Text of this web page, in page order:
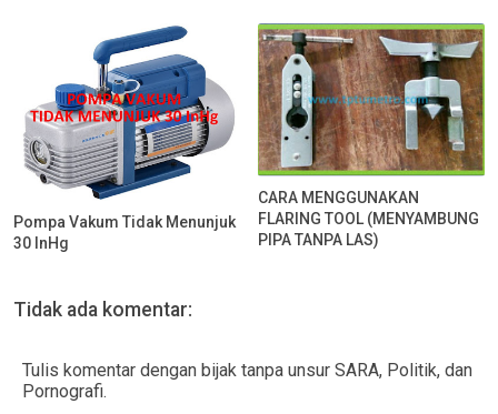
Pompa Vakum Tidak Menunjuk
30 InHg
CARA MENGGUNAKAN
FLARING TOOL (MENYAMBUNG
PIPA TANPA LAS)
Tidak ada komentar:
Tulis komentar dengan bijak tanpa unsur SARA, Politik, dan
Pornografi.